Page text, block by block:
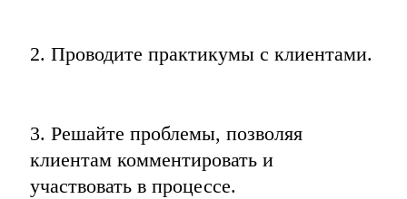
2. Проводите практикумы с клиентами.
3. Решайте проблемы, позволяя
клиентам комментировать и
участвовать в процессе.